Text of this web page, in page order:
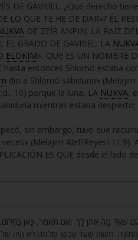
DE GAVRIEL. ¿Qué derecho
LO QUE TE HE DE DAR»? ÉL
DE ZEÍR ANPIN, LA RAÍZ
EL GRADO DE GAVRIEL. LA
ELOKIM», QUE ES UN NOMBRE
hasta entonces Shlomó estaba
dio a Shlomó sabiduría»
10) porque la luna, LA NUKVA,
mientras estaba
sin embargo, tuvo que
(Melajim Alef/ReyesI 11:9).
ES QUE desde el lado
שְׁאַל מָה אֶתֶּן לָךְ. וְאִם תֹּאמַר, כָּאן בַּחֲלוֹם,
מִשּׁוּם שֶׁעַד עַכְשָׁו שְׁלֹמֹה לֹא הָיָה